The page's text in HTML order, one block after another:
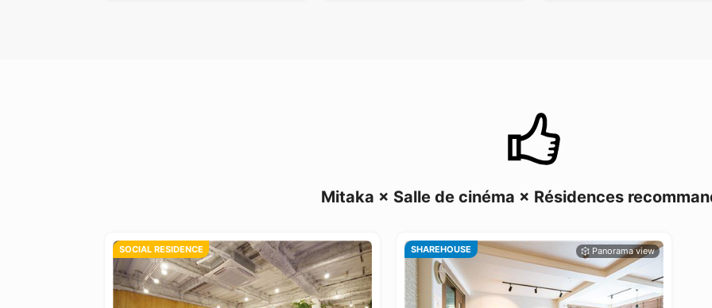
Mitaka × Salle de cinéma × Résidences
SOCIAL RESIDENCE SHAREHOUSE